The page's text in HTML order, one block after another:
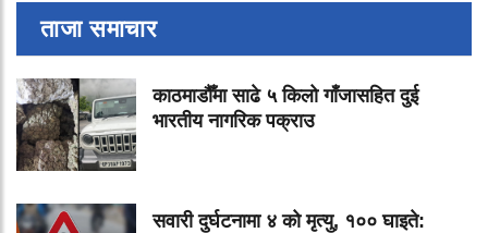
ताजा समाचार
काठमाडौँमा साढे ५ किलो गाँजासहित दुई
भारतीय नागरिक पक्राउ
सवारी दुर्घटनामा ४ को मृत्यु, १०० घाइते: